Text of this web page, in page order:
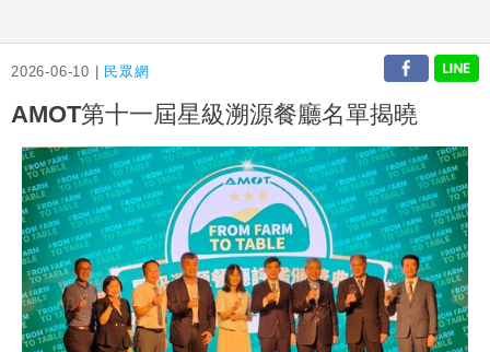
2026-06-10 | 民眾網
AMOT第十一屆星級溯源餐廳名單揭曉